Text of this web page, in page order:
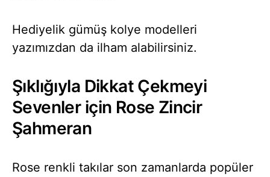
Hediyelik gümüş kolye modelleri
yazımızdan da ilham alabilirsiniz.
Şıklığıyla Dikkat Çekmeyi
Sevenler için Rose Zincir
Şahmeran
Rose renkli takılar son zamanlarda popüler